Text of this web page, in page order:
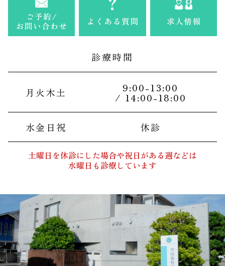
診療時間
月火木土 9:00-13:00
/ 14:00-18:00
水金日祝 休診
土曜日を休診にした場合や祝日がある週などは
水曜日も診療しています